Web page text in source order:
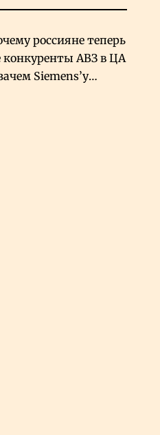
россияне теперь
конкуренты АВЗ в ЦА
Siemens’у